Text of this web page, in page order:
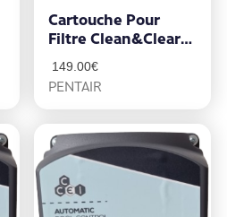
Cartouche Pour
Filtre Clean&Clear
10m3/h
149.00€
PENTAIR